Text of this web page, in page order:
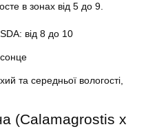
в зонах від 5 до 9.
від 8 до 10
та середньої вологості,
(Calamagrostis x